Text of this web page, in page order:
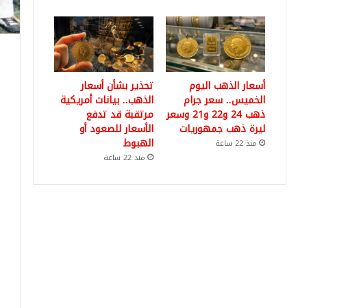
أسعار الذهب اليوم
الخميس.. سعر جرام
ذهب 24 و22 و21 وسعر
ليرة ذهب جمهوريات
منذ 22 ساعة
تحذير بشأن أسعار
الذهب.. بيانات أمريكية
مرتقبة قد تدفع
الأسعار للصعود أو
الهبوط
منذ 22 ساعة